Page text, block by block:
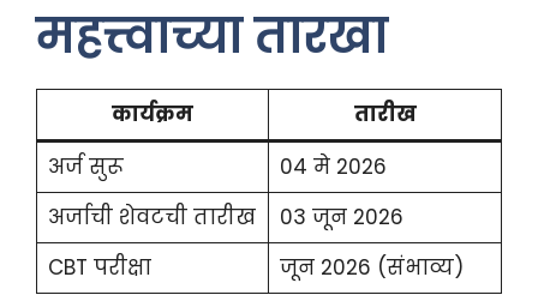
महत्त्वाच्या तारखा
कार्यक्रम
तारीख
अर्ज सुरू
04 मे 2026
अर्जाची शेवटची तारीख
03 जून 2026
CBT परीक्षा
जून 2026 (संभाव्य)